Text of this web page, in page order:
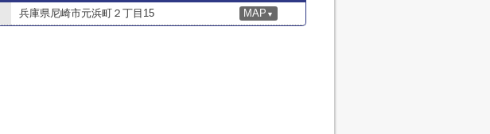
兵庫県尼崎市元浜町２丁目15 MAP ▼